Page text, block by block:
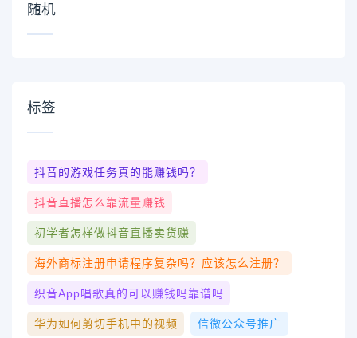
随机
标签
抖音的游戏任务真的能赚钱吗？
抖音直播怎么靠流量赚钱
初学者怎样做抖音直播卖货赚
海外商标注册申请程序复杂吗？应该怎么注册？
织音app唱歌真的可以赚钱吗靠谱吗
华为如何剪切手机中的视频 信微公众号推广